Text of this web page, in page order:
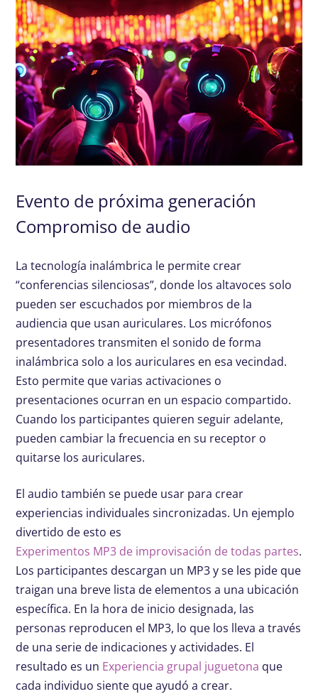
Evento de próxima generación
Compromiso de audio
La tecnología inalámbrica le permite crear
“conferencias silenciosas”, donde los altavoces solo
pueden ser escuchados por miembros de la
audiencia que usan auriculares. Los micrófonos
presentadores transmiten el sonido de forma
inalámbrica solo a los auriculares en esa vecindad.
Esto permite que varias activaciones o
presentaciones ocurran en un espacio compartido.
Cuando los participantes quieren seguir adelante,
pueden cambiar la frecuencia en su receptor o
quitarse los auriculares.
El audio también se puede usar para crear
experiencias individuales sincronizadas. Un ejemplo
divertido de esto es
Experimentos MP3 de improvisación de todas partes.
Los participantes descargan un MP3 y se les pide que
traigan una breve lista de elementos a una ubicación
específica. En la hora de inicio designada, las
personas reproducen el MP3, lo que los lleva a través
de una serie de indicaciones y actividades. El
resultado es un Experiencia grupal juguetona que
cada individuo siente que ayudó a crear.